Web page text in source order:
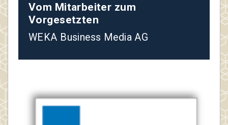
Vom Mitarbeiter zum
Vorgesetzten
WEKA Business Media AG